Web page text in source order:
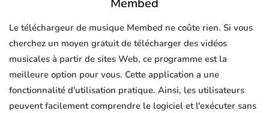
Membed
Le téléchargeur de musique Membed ne coûte rien. Si vous
cherchez un moyen gratuit de télécharger des vidéos
musicales à partir de sites Web, ce programme est la
meilleure option pour vous. Cette application a une
fonctionnalité d'utilisation pratique. Ainsi, les utilisateurs
peuvent facilement comprendre le logiciel et l'exécuter sans